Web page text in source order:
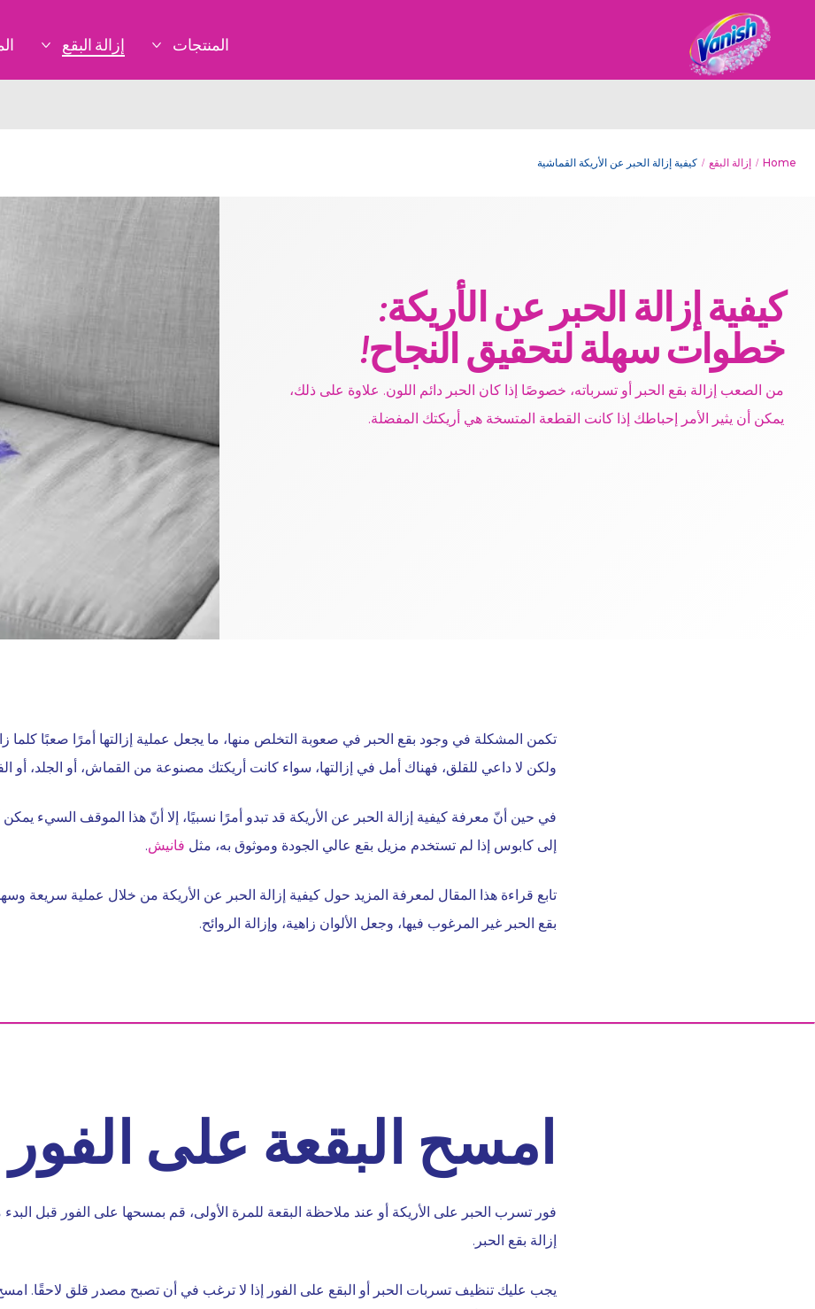
المنتجات
المزيد المنتجات
إزالة البقع
المزيد
Home إزالة البقع كيفية إزالة الحبر عن الأريكة القماشية
كيفية إزالة الحبر عن الأريكة:
خطوات سهلة لتحقيق النجاح!
من الصعب إزالة بقع الحبر أو تسرباته، خصوصًا إذا كان الحبر دائم اللون. علاوة على ذلك،
يمكن أن يثير الأمر إحباطك إذا كانت القطعة المتسخة هي أريكتك المفضلة.
تكمن المشكلة في وجود بقع الحبر في صعوبة التخلص منها، ما يجعل عملية إزالتها أمرًا صعبًا كلما
ولكن لا داعي للقلق، فهناك أمل في إزالتها، سواء كانت أريكتك مصنوعة من القماش، أو الجلد، أو
في حين أنّ معرفة كيفية إزالة الحبر عن الأريكة قد تبدو أمرًا نسبيًا، إلا أنّ هذا الموقف السيء
إلى كابوس إذا لم تستخدم مزيل بقع عالي الجودة وموثوق به، مثل فانيش.
تابع قراءة هذا المقال لمعرفة المزيد حول كيفية إزالة الحبر عن الأريكة من خلال عملية سريعة
بقع الحبر غير المرغوب فيها، وجعل الألوان زاهية، وإزالة الروائح.
امسح البقعة على الفور
فور تسرب الحبر على الأريكة أو عند ملاحظة البقعة للمرة الأولى، قم بمسحها على الفور قبل
إزالة بقع الحبر.
يجب عليك تنظيف تسربات الحبر أو البقع على الفور إذا لا ترغب في أن تصبح مصدر قلق لاحقًا.